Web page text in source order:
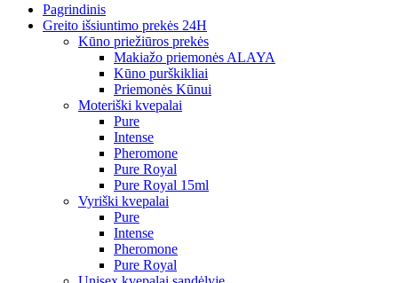
Pagrindinis
Greito išsiuntimo prekės 24H
Kūno priežiūros prekės
Makiažo priemonės ALAYA
Kūno purškikliai
Priemonės Kūnui
Moteriški kvepalai
Pure
Intense
Pheromone
Pure Royal
Pure Royal 15ml
Vyriški kvepalai
Pure
Intense
Pheromone
Pure Royal